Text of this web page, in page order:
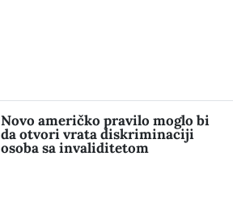
Novo američko pravilo moglo bi
da otvori vrata diskriminaciji
osoba sa invaliditetom